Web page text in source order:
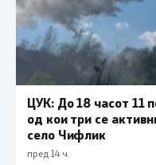
ЦУК: До 18 часот 11
од кои три се
село Чифлик
пред 14 ч.